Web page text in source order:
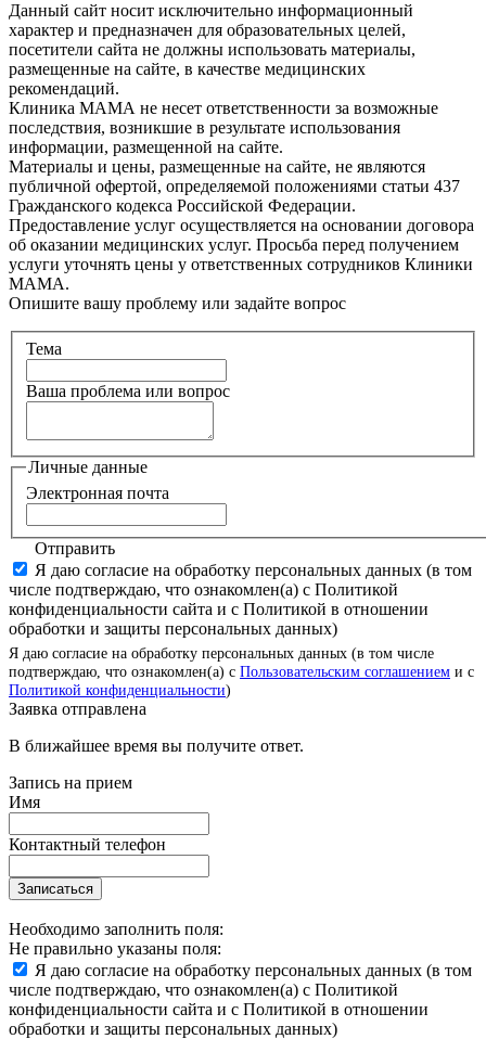
Данный сайт носит исключительно информационный
характер и предназначен для образовательных целей,
посетители сайта не должны использовать материалы,
размещенные на сайте, в качестве медицинских
рекомендаций.
Клиника МАМА не несет ответственности за возможные
последствия, возникшие в результате использования
информации, размещенной на сайте.
Материалы и цены, размещенные на сайте, не являются
публичной офертой, определяемой положениями статьи 437
Гражданского кодекса Российской Федерации.
Предоставление услуг осуществляется на основании договора
об оказании медицинских услуг. Просьба перед получением
услуги уточнять цены у ответственных сотрудников Клиники
МАМА.
Опишите вашу проблему или задайте вопрос
Тема
Ваша проблема или вопрос
Личные данные
Электронная почта
Отправить
Я даю согласие на обработку персональных данных (в том
числе подтверждаю, что ознакомлен(а) с Политикой
конфиденциальности сайта и с Политикой в отношении
обработки и защиты персональных данных)
Я даю согласие на обработку персональных данных (в том числе
подтверждаю, что ознакомлен(а) с Пользовательским соглашением и с
Политикой конфиденциальности)
Заявка отправлена
В ближайшее время вы получите ответ.
Запись на прием
Имя
Контактный телефон
Записаться
Необходимо заполнить поля:
Не правильно указаны поля:
Я даю согласие на обработку персональных данных (в том
числе подтверждаю, что ознакомлен(а) с Политикой
конфиденциальности сайта и с Политикой в отношении
обработки и защиты персональных данных)